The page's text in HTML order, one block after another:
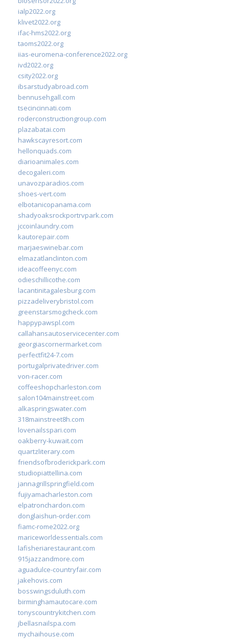
ialp2022.org
klivet2022.org
ifac-hms2022.org
taoms2022.org
iias-euromena-conference2022.org
ivd2022.org
csity2022.org
ibsarstudyabroad.com
bennusehgall.com
tsecincinnati.com
roderconstructiongroup.com
plazabatai.com
hawkscayresort.com
hellonquads.com
diarioanimales.com
decogaleri.com
unavozparadios.com
shoes-vert.com
elbotanicopanama.com
shadyoaksrockportrvpark.com
jccoinlaundry.com
kautorepair.com
marjaeswinebar.com
elmazatlanclinton.com
ideacoffeenyc.com
odieschillicothe.com
lacantinitagalesburg.com
pizzadeliverybristol.com
greenstarsmogcheck.com
happypawspl.com
callahansautoservicecenter.com
georgiascornermarket.com
perfectfit24-7.com
portugalprivatedriver.com
von-racer.com
coffeeshopcharleston.com
salon104mainstreet.com
alkaspringswater.com
318mainstreet8h.com
lovenailsspari.com
oakberry-kuwait.com
quartzliterary.com
friendsofbroderickpark.com
studiopiattellina.com
jannagrillspringfield.com
fujiyamacharleston.com
elpatronchardon.com
donglaishun-order.com
fiamc-rome2022.org
mariceworldessentials.com
lafisheriarestaurant.com
915jazzandmore.com
aguadulce-countryfair.com
jakehovis.com
bosswingsduluth.com
birminghamautocare.com
tonyscountrykitchen.com
jbellasnailspa.com
mychaihouse.com